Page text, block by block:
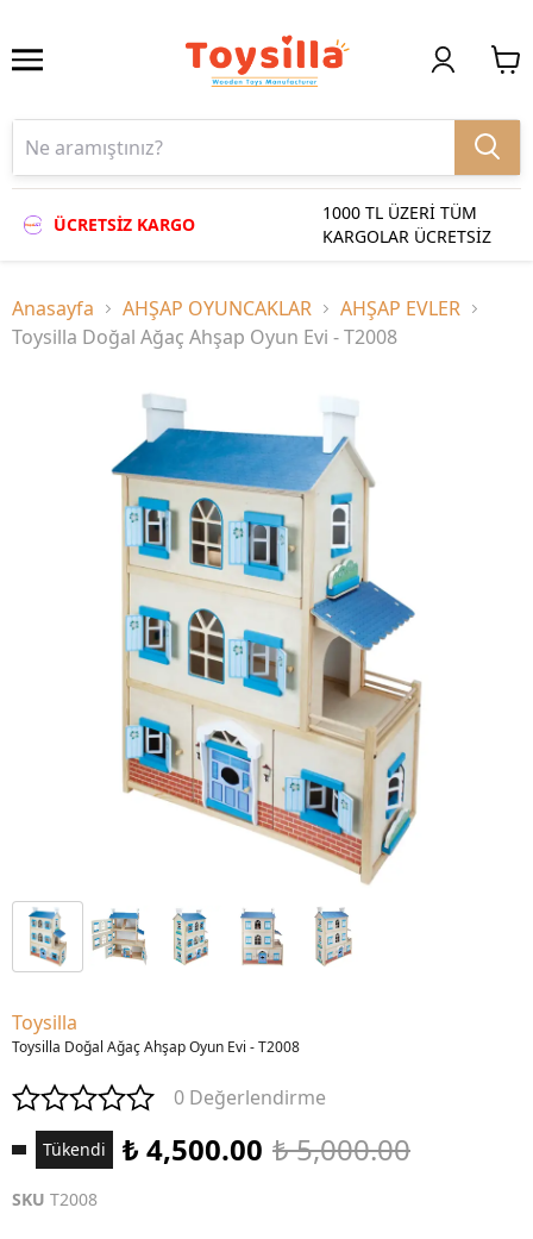
ÜCRETSİZ KARGO
1000 TL ÜZERİ TÜM
KARGOLAR ÜCRETSİZ
Anasayfa AHŞAP OYUNCAKLAR
AHŞAP EVLER
Toysilla Doğal Ağaç Ahşap Oyun Evi - T2008
Toysilla
Toysilla Doğal Ağaç Ahşap Oyun Evi - T2008
0 Değerlendirme
Tükendi ₺ 4,500.00 ₺ 5,000.00
SKU T2008